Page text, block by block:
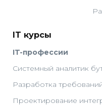
IT курсы
IT-профессии
Системный аналитик
Разработка
Проектирование